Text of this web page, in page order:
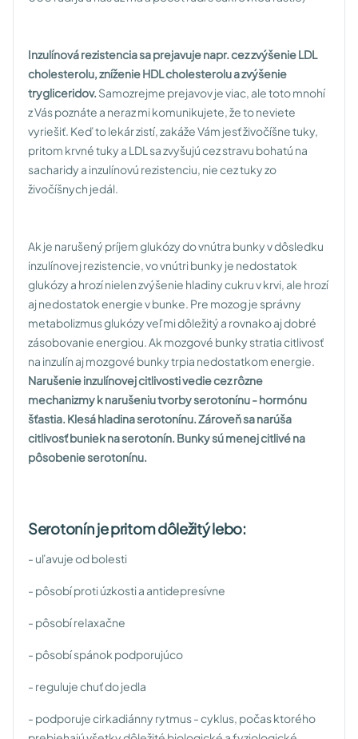
Inzulínová rezistencia sa prejavuje napr. cez zvýšenie LDL
cholesterolu, zníženie HDL cholesterolu a zvýšenie
trygliceridov. Samozrejme prejavov je viac, ale toto mnohí
z Vás poznáte a neraz mi komunikujete, že to neviete
vyriešiť. Keď to lekár zistí, zakáže Vám jesť živočíšne tuky,
pritom krvné tuky a LDL sa zvyšujú cez stravu bohatú na
sacharidy a inzulínovú rezistenciu, nie cez tuky zo
živočíšnych jedál.
Ak je narušený príjem glukózy do vnútra bunky v dôsledku
inzulínovej rezistencie, vo vnútri bunky je nedostatok
glukózy a hrozí nielen zvýšenie hladiny cukru v krvi, ale hrozí
aj nedostatok energie v bunke. Pre mozog je správny
metabolizmus glukózy veľmi dôležitý a rovnako aj dobré
zásobovanie energiou. Ak mozgové bunky stratia citlivosť
na inzulín aj mozgové bunky trpia nedostatkom energie.
Narušenie inzulínovej citlivosti vedie cez rôzne
mechanizmy k narušeniu tvorby serotonínu - hormónu
šťastia. Klesá hladina serotonínu. Zároveň sa narúša
citlivosť buniek na serotonín. Bunky sú menej citlivé na
pôsobenie serotonínu.
Serotonín je pritom dôležitý lebo:
- uľavuje od bolesti
- pôsobí proti úzkosti a antidepresívne
- pôsobí relaxačne
- pôsobí spánok podporujúco
- reguluje chuť do jedla
- podporuje cirkadiánny rytmus - cyklus, počas ktorého